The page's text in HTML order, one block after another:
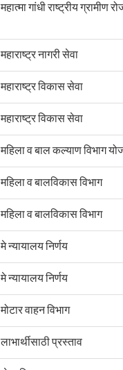
महात्मा गांधी राष्ट्रीय ग्रामीण
महाराष्ट्र नागरी सेवा
महाराष्ट्र विकास सेवा
महाराष्ट्र विकास सेवा
महिला व बाल कल्याण विभाग
महिला व बालविकास विभाग
महिला व बालविकास विभाग
मे न्यायालय निर्णय
मे न्यायालय निर्णय
मोटार वाहन विभाग
लाभार्थीसाठी प्रस्ताव